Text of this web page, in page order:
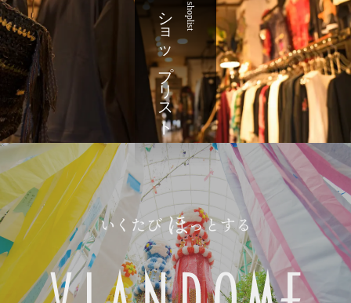
shoplist
ショップリスト